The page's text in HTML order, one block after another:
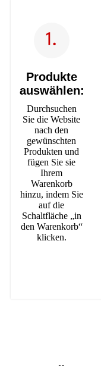
Produkte
auswählen:
Durchsuchen
Sie die Website
nach den
gewünschten
Produkten und
fügen Sie sie
Ihrem
Warenkorb
hinzu, indem Sie
auf die
Schaltfläche „in
den Warenkorb“
klicken.